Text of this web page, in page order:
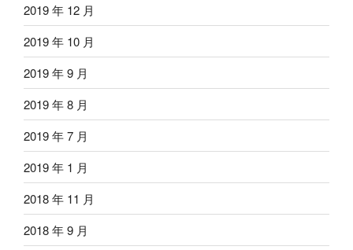
2019 年 12 月
2019 年 10 月
2019 年 9 月
2019 年 8 月
2019 年 7 月
2019 年 1 月
2018 年 11 月
2018 年 9 月